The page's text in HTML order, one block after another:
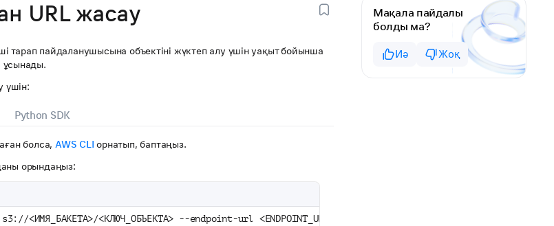
URL жасау
тарап пайдаланушысына объектіні жүктеп алу үшін уақыт бойынша
ұсынады.
үшін:
Python SDK
болса, AWS CLI орнатып, баптаңыз.
орындаңыз:
<ИМЯ_БАКЕТА>/<КЛЮЧ_ОБЪЕКТА> --endpoint-url <ENDPOINT_URL> --expires-in <СРОК_ДЕЙСТВИЯ>
Мақала пайдалы
болды ма?
Иә Жоқ